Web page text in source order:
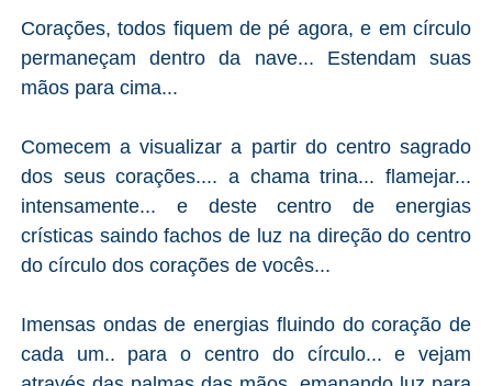
Corações, todos fiquem de pé agora, e em círculo
permaneçam dentro da nave... Estendam suas
mãos para cima...
Comecem a visualizar a partir do centro sagrado
dos seus corações.... a chama trina... flamejar...
intensamente... e deste centro de energias
crísticas saindo fachos de luz na direção do centro
do círculo dos corações de vocês...
Imensas ondas de energias fluindo do coração de
cada um.. para o centro do círculo... e vejam